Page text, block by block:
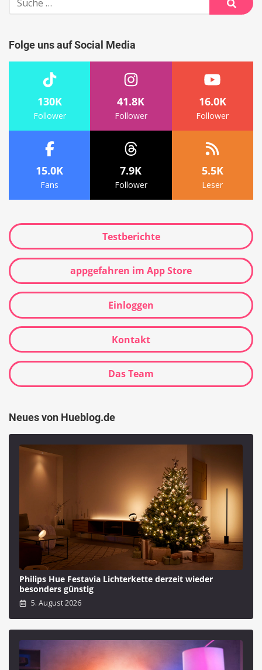
nach:
Suche
Folge uns auf Social Media
130K
Follower
41.8K
Follower
16.0K
Follower
15.0K
Fans
7.9K
Follower
5.5K
Leser
Testberichte
appgefahren im App Store
Einloggen
Kontakt
Das Team
Neues von Hueblog.de
Philips Hue Festavia Lichterkette derzeit wieder
besonders günstig
5. August 2026